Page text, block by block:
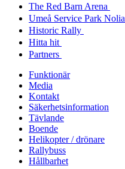
The Red Barn Arena
Umeå Service Park Nolia
Historic Rally
Hitta hit
Partners
Funktionär
Media
Kontakt
Säkerhetsinformation
Tävlande
Boende
Helikopter / drönare
Rallybuss
Hållbarhet